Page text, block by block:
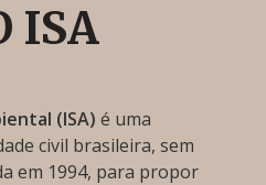
ISA
(ISA) é uma
civil brasileira, sem
em 1994, para propor